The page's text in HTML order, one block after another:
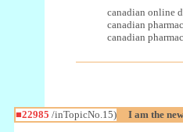
canadian online
canadian
canadian
■22985 /inTopicNo.15) I am the